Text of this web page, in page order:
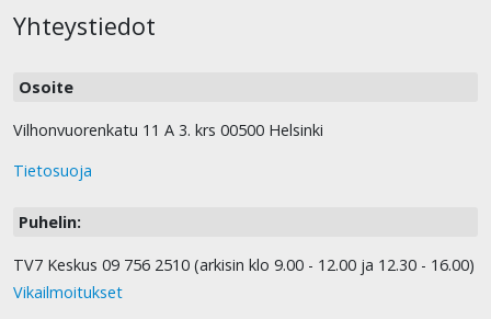
Yhteystiedot
Osoite
Vilhonvuorenkatu 11 A 3. krs 00500 Helsinki
Tietosuoja
Puhelin:
TV7 Keskus 09 756 2510 (arkisin klo 9.00 - 12.00 ja 12.30 - 16.00)
Vikailmoitukset